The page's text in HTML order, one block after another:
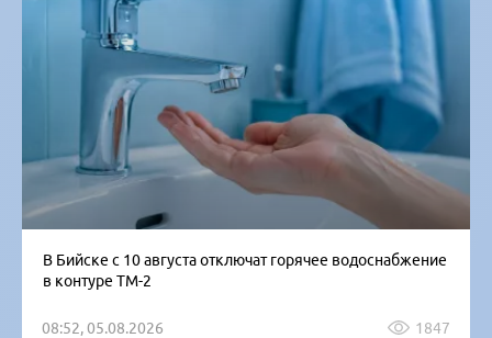
В Бийске с 10 августа отключат горячее водоснабжение
в контуре ТМ-2
08:52, 05.08.2026 1847